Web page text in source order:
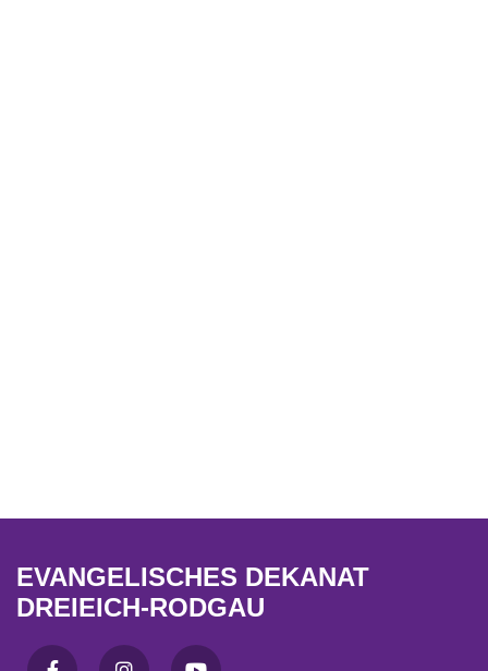
EVANGELISCHES DEKANAT
DREIEICH-RODGAU